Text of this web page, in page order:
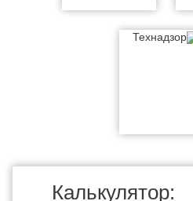
Технадзор
Калькулятор: